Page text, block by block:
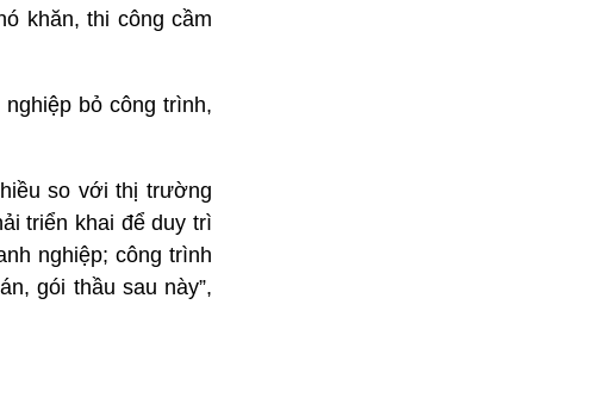
khăn, thi công cầm
bỏ công trình,
so với thị trường
triển khai để duy trì
nghiệp; công trình
gói thầu sau này”,